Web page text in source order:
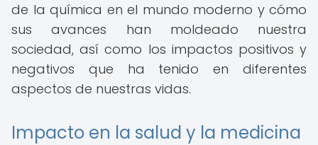
de la química en el mundo moderno y cómo
sus avances han moldeado nuestra
sociedad, así como los impactos positivos y
negativos que ha tenido en diferentes
aspectos de nuestras vidas.
Impacto en la salud y la medicina